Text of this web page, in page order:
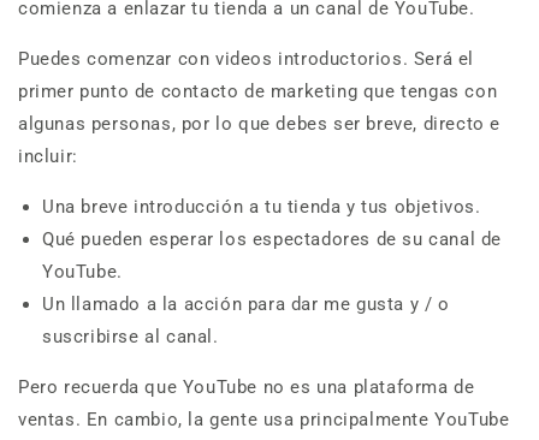
comienza a enlazar tu tienda a un canal de YouTube.
Puedes comenzar con videos introductorios. Será el
primer punto de contacto de marketing que tengas con
algunas personas, por lo que debes ser breve, directo e
incluir:
Una breve introducción a tu tienda y tus objetivos.
Qué pueden esperar los espectadores de su canal de
YouTube.
Un llamado a la acción para dar me gusta y / o
suscribirse al canal.
Pero recuerda que YouTube no es una plataforma de
ventas. En cambio, la gente usa principalmente YouTube